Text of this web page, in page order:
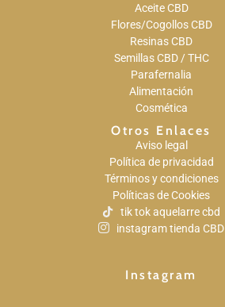
Aceite CBD
Flores/Cogollos CBD
Resinas CBD
Semillas CBD / THC
Parafernalia
Alimentación
Cosmética
Otros Enlaces
Aviso legal
Política de privacidad
Términos y condiciones
Políticas de Cookies
tik tok aquelarre cbd
instagram tienda CBD
Instagram